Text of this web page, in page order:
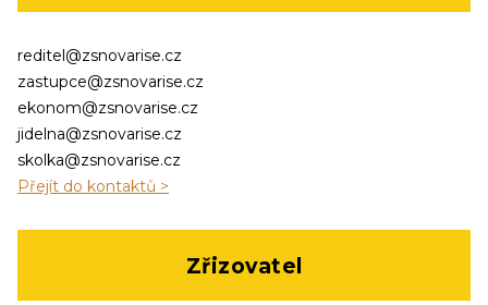
reditel@zsnovarise.cz
zastupce@zsnovarise.cz
ekonom@zsnovarise.cz
jidelna@zsnovarise.cz
skolka@zsnovarise.cz
Přejít do kontaktů >
Zřizovatel